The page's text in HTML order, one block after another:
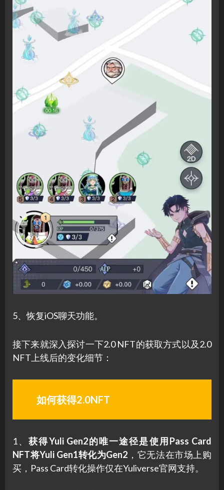
5、恢复iOS聊天功能。
接下来就深入探讨一下2.0 NFT的获取方式以及2.0
NFT上线后的变化细节：
如何获得2.0NFT
1、获得Yuli Gen2的唯一途径是使用Pass Card
NFT将Yuli Gen1转化为Gen2 ，它无法在市场上购
买，Pass Card转化操作仅在Yuliverse官网支持。